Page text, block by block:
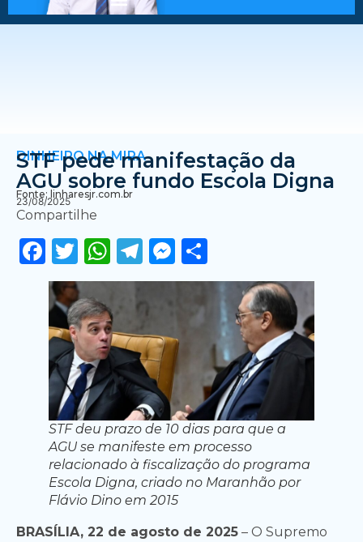
DINHEIRO NA MIRA
STF pede manifestação da
AGU sobre fundo Escola Digna
Fonte: linharesjr.com.br
23/08/2025
Compartilhe
Facebook
Twitter
WhatsApp
Telegram
Messenger
STF deu prazo de 10 dias para que a
AGU se manifeste em processo
relacionado à fiscalização do programa
Escola Digna, criado no Maranhão por
Flávio Dino em 2015
BRASÍLIA, 22 de agosto de 2025 – O Supremo